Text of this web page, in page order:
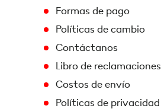
Formas de pago
Políticas de cambio
Contáctanos
Libro de reclamaciones
Costos de envío
Políticas de privacidad